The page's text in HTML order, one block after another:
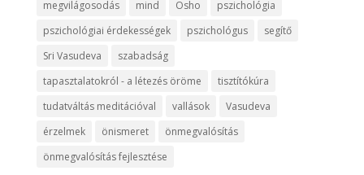
megvilágosodás
mind Osho
pszichológia
pszichológiai érdekességek
pszichológus
segítő
Sri Vasudeva
szabadság
tapasztalatokról - a létezés öröme
tisztítókúra
tudatváltás meditációval
vallások
Vasudeva
érzelmek
önismeret
önmegvalósítás
önmegvalósítás fejlesztése